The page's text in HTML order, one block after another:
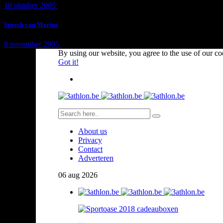
18 oktober 2005
Speech van Marino
8 november 2005
By using our website, you agree to the use of our
Got it!
About us
Privacy
Contact
Adverteren
06 aug 2026